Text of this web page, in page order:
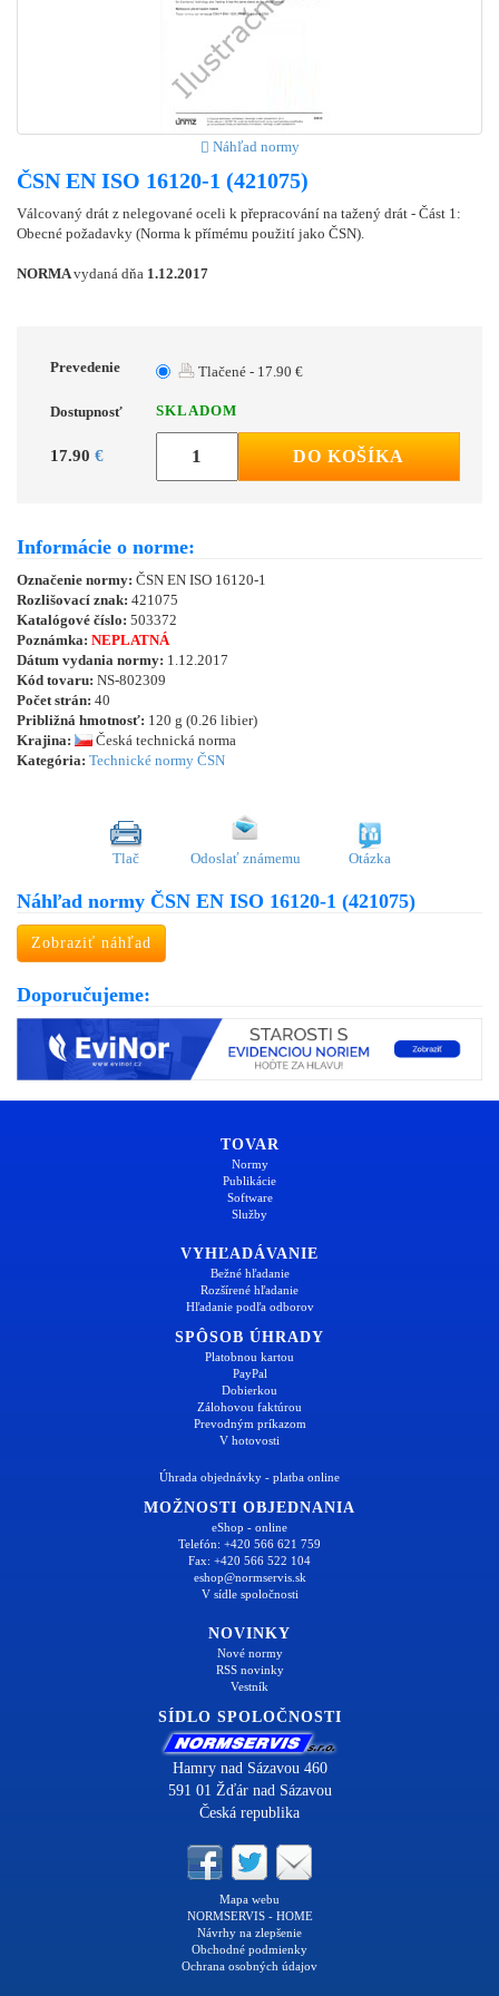
Náhľad normy
ČSN EN ISO 16120-1 (421075)
Válcovaný drát z nelegované oceli k přepracování na tažený drát - Část 1:
Obecné požadavky (Norma k přímému použití jako ČSN).
NORMAvydaná dňa 1.12.2017
Prevedenie Tlačené - 17.90 €
Dostupnosť SKLADOM
17.90 € DO KOŠÍKA
Informácie o norme:
Označenie normy: ČSN EN ISO 16120-1
Rozlišovací znak: 421075
Katalógové číslo: 503372
Poznámka: NEPLATNÁ
Dátum vydania normy: 1.12.2017
Kód tovaru: NS-802309
Počet strán: 40
Približná hmotnosť: 120 g (0.26 libier)
Krajina:
Česká technická norma
Kategória: Technické normy ČSN
Tlač Odoslať známemu Otázka
Náhľad normy ČSN EN ISO 16120-1 (421075)
Zobraziť náhľad
Doporučujeme:
TOVAR
Normy
Publikácie
Software
Služby
VYHĽADÁVANIE
Bežné hľadanie
Rozšírené hľadanie
Hľadanie podľa odborov
SPÔSOB ÚHRADY
Platobnou kartou
PayPal
Dobierkou
Zálohovou faktúrou
Prevodným príkazom
V hotovosti
Úhrada objednávky - platba online
MOŽNOSTI OBJEDNANIA
eShop - online
Telefón: +420 566 621 759
Fax: +420 566 522 104
eshop@normservis.sk
V sídle spoločnosti
NOVINKY
Nové normy
RSS novinky
Vestník
SÍDLO SPOLOČNOSTI
Hamry nad Sázavou 460
591 01 Žďár nad Sázavou
Česká republika
Mapa webu
NORMSERVIS - HOME
Návrhy na zlepšenie
Obchodné podmienky
Ochrana osobných údajov